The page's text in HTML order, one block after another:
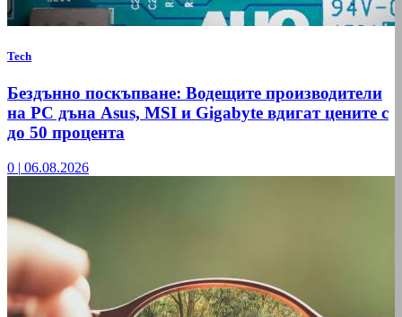
Tech
Бездънно поскъпване: Водещите производители
на РС дъна Asus, MSI и Gigabyte вдигат цените с
до 50 процента
0 | 06.08.2026